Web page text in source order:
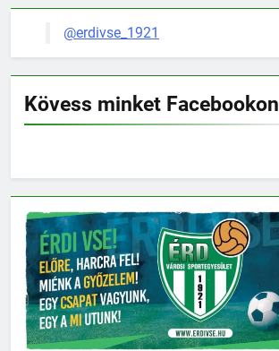
@erdivse_1921
Kövess minket Facebookon